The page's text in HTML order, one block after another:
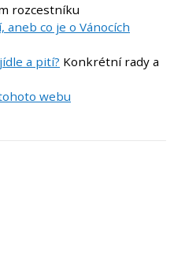
rozcestníku
co je o Vánocích
a pití? Konkrétní rady a
webu